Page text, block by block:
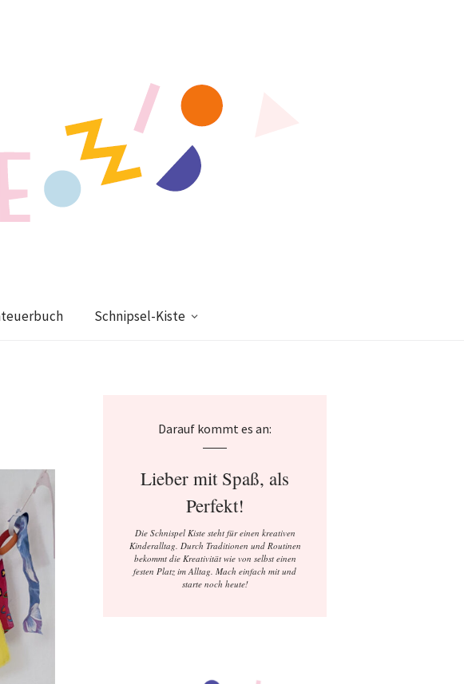
Schnipsel-Kiste
Darauf kommt es an:
Lieber mit Spaß, als
Perfekt!
Die Schnispel Kiste steht für einen kreativen
Kinderalltag. Durch Traditionen und Routinen
bekommt die Kreativität wie von selbst einen
festen Platz im Alltag. Mach einfach mit und
starte noch heute!